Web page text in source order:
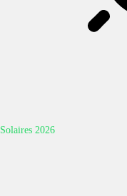
Solaires 2026